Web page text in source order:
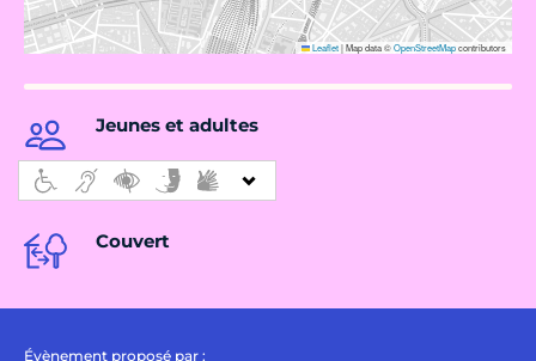
Leaflet|Map data ©OpenStreetMapcontributors
Jeunes et adultes
Couvert
Évènement proposé par :